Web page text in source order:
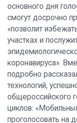
основного дня
смогут досрочно
«позволит
участках и
коронавируса».
подробно
технологий,
общероссийского
циклов:
проголосовать на